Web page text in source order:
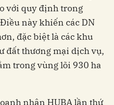
với quy định trong
này khiến các DN
đặc biệt là các khu
đất thương mại dịch vụ,
trong vùng lõi 930 ha
nhân HUBA lần thứ